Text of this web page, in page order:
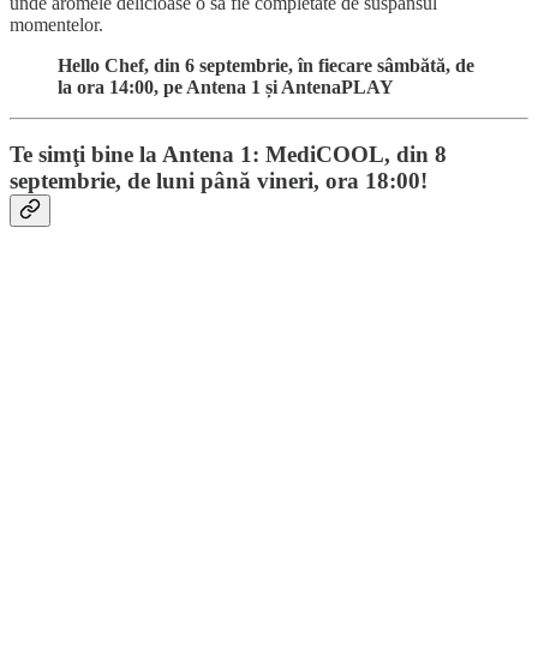
momentelor.
Hello Chef, din 6 septembrie, în fiecare sâmbătă, de
la ora 14:00, pe Antena 1 și AntenaPLAY
Te simţi bine la Antena 1: MediCOOL, din 8
septembrie, de luni până vineri, ora 18:00!